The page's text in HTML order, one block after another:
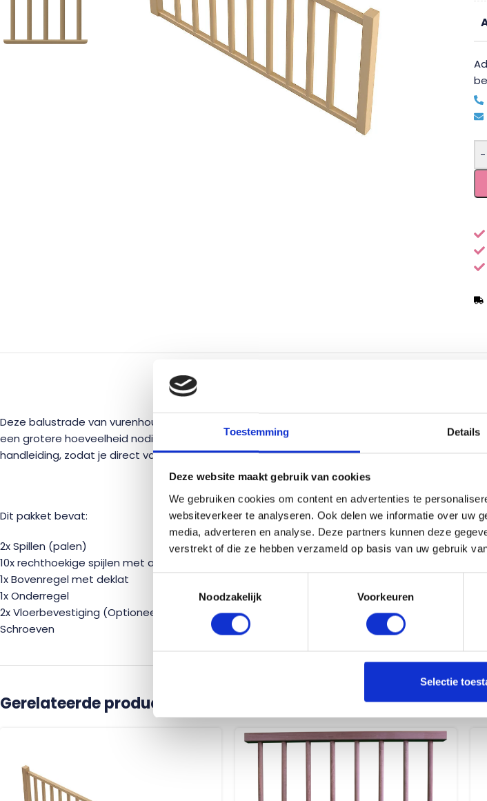
Toestemming Details
Deze website maakt gebruik van cookies
We gebruiken cookies om content en advertenties te
websiteverkeer te analyseren. Ook delen we informatie over uw
media, adverteren en analyse. Deze partners kunnen deze
verstrekt of die ze hebben verzameld op basis van uw gebruik
Noodzakelijk
Voorkeuren
Selectie
-
Deze balustrade van vurenhout 200 cm is de beste optie wanneer je op zoek bent naar een
een grotere hoeveelheid nodig hebt, is dat geen enkel probleem. De balustrade is
handleiding, zodat je direct van start kunt met de montage.
Dit pakket bevat:
2x Spillen (palen)
10x rechthoekige spijlen met afgeronde hoeken (25x64x920)
1x Bovenregel met deklat
1x Onderregel
2x Vloerbevestiging (Optioneel)
Schroeven
Gerelateerde producten